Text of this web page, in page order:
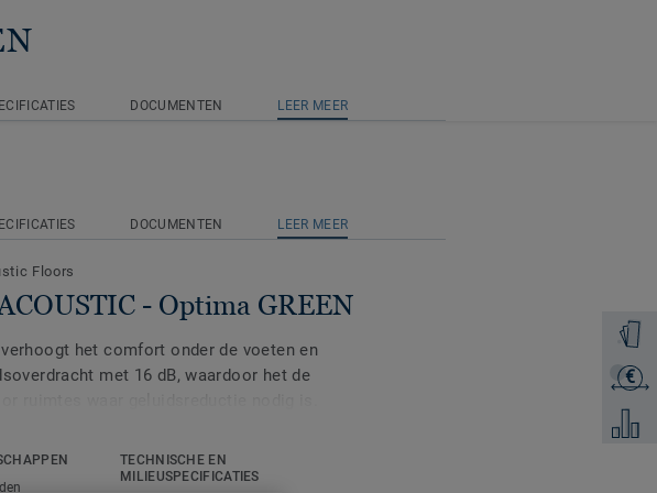
DOCUMENTEN LEER MEER
€
Voeg
DOCUMENTEN LEER MEER
Floors
- Optima GREEN
het comfort onder de voeten en
met 16 dB, waardoor het de
TECHNISCHE EN
MILIEUSPECIFICATIES